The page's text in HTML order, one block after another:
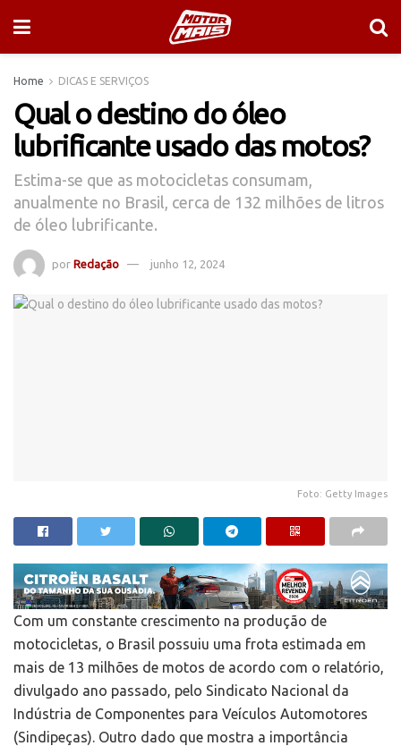
Home DICAS E SERVIÇOS
Qual o destino do óleo
lubrificante usado das motos?
Estima-se que as motocicletas consumam,
anualmente no Brasil, cerca de 132 milhões de litros
de óleo lubrificante.
por Redação junho 12, 2024
Foto: Getty Images
Com um constante crescimento na produção de
motocicletas, o Brasil possuiu uma frota estimada em
mais de 13 milhões de motos de acordo com o relatório,
divulgado ano passado, pelo Sindicato Nacional da
Indústria de Componentes para Veículos Automotores
(Sindipeças). Outro dado que mostra a importância